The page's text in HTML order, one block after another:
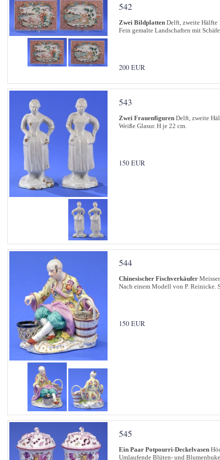
542
Zwei Bildplatten Delft, zweite Hälfte
Fein gemalte Landschaften mit
200 EUR
543
Zwei Frauenfiguren Delft, zweite
Weiße Glasur. H je 22 cm.
150 EUR
544
Chinesischer Fischverkäufer
Nach einem Modell von P. Reinicke.
150 EUR
545
Ein Paar Potpourri-Deckelvasen
Umlaufende Blüten- und